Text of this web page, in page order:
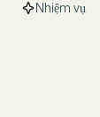
Nhiệm vụ